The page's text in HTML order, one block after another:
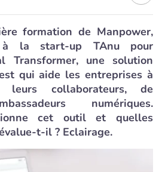
formation de Manpower,
à la start-up TAnu pour
Transformer, une solution
qui aide les entreprises à
leurs collaborateurs, de
numériques.
cet outil et quelles
t-il ? Eclairage.